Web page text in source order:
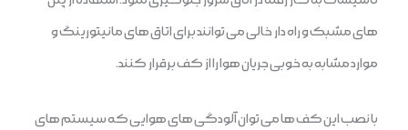
های مشبک و راه دار خالی می توانند برای اتاق های مانیتورینگ و
موارد مشابه به خوبی جریان هوا را از کف برقرار کنند.
با نصب این کف ها می توان آلودگی های هوایی که سیستم های